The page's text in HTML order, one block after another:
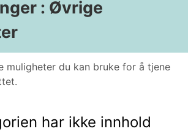
: Øvrige
muligheter du kan bruke for å tjene
har ikke innhold